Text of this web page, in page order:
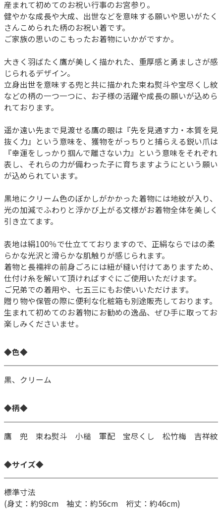
産まれて初めてのお祝い行事のお宮参り。
健やかな成長や大成、出世などを意味する願いや思いがたく
さんこめられた柄のお祝い着です。
ご家族の思いのこもったお着物にいかがですか。
大きく羽ばたく鷹が美しく描かれた、重厚感と勇ましさが感
じられるデザイン。
立身出世を意味する兜と共に描かれた束ね熨斗や宝尽くし紋
などの柄の一つ一つに、お子様の活躍や成長の願いが込めら
れております。
遥か遠い先まで見渡せる鷹の眼は『先を見通す力・本質を見
抜く力』という意味を、獲物をがっちりと捕らえる鋭い爪は
『幸運をしっかり掴んで離さない力』という意味をそれぞれ
表し、それらの力が備わった子に育ちますようにという願い
が込められています。
黒地にクリーム色のぼかしがかかった着物には地紋が入り、
光の加減でふわりと浮かび上がる文様がお着物全体を美しく
引き立てます。
表地は絹100％で仕立てておりますので、正絹ならではの柔
らかな光沢と滑らかな肌触りが感じられます。
着物と長襦袢の前身ごろには紐が縫い付けてありますため、
仕付け糸を解いて頂ければすぐにご使用いただけます。
ご兄弟での着用や、七五三にもお使いいただけます。
贈り物や保管の際に便利な化粧箱も別途販売しております。
生まれて初めてのお着物にお勧めの逸品、ぜひ手に取ってお
楽しみくださいませ。
◆色◆
黒、クリーム
◆柄◆
鷹 兜 束ね熨斗 小槌 軍配 宝尽くし 松竹梅 吉祥紋
◆サイズ◆
標準寸法
(身丈：約98cm 袖丈：約56cm 裄丈：約46cm)